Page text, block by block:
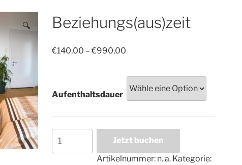
🔍 Beziehungs(aus)zeit
€140,00 –€990,00Preisspanne:
bis
€990,00
Aufenthaltsdauer
Menge
Jetzt buchen
Artikelnummer: n. a. Kategorie: